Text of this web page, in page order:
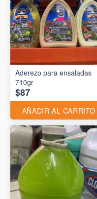
Aderezo para ensaladas
710gr
$87
AÑADIR AL CARRITO